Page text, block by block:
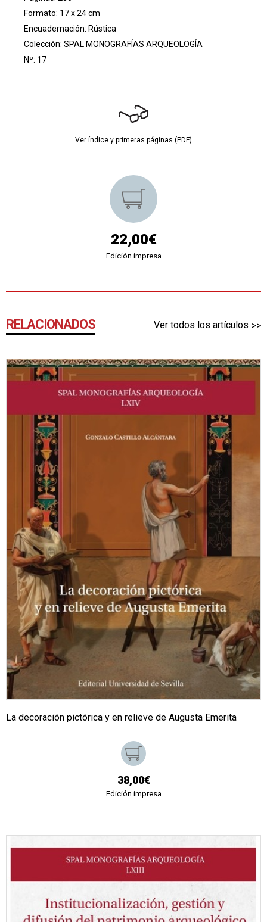
Formato: 17 x 24 cm
Encuadernación: Rústica
Colección: SPAL MONOGRAFÍAS ARQUEOLOGÍA
Nº: 17
Ver índice y primeras páginas (PDF)
22,00€
Edición impresa
RELACIONADOS Ver todos los artículos
La decoración pictórica y en relieve de Augusta Emerita
38,00€
Edición impresa